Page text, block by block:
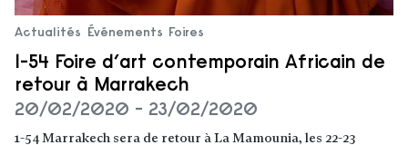
Actualités Événements Foires
1-54 Foire d’art contemporain Africain de
retour à Marrakech
20/02/2020 - 23/02/2020
1-54 Marrakech sera de retour à La Mamounia, les 22-23